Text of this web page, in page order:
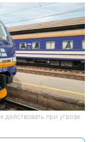
действовать при угрозе